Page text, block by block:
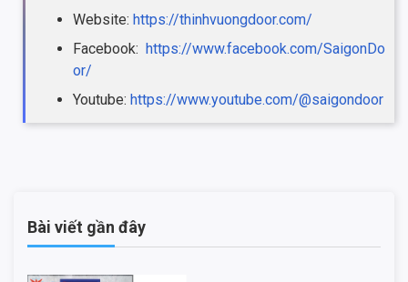
Website: https://thinhvuongdoor.com/
Facebook: https://www.facebook.com/SaigonDo
or/
Youtube: https://www.youtube.com/@saigondoor
Bài viết gần đây